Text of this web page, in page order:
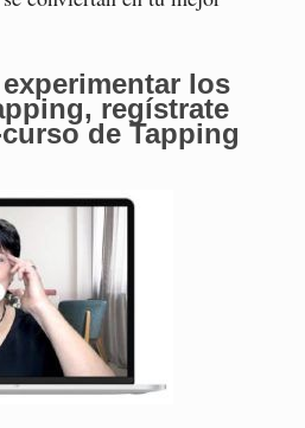
los
regístrate
de Tapping